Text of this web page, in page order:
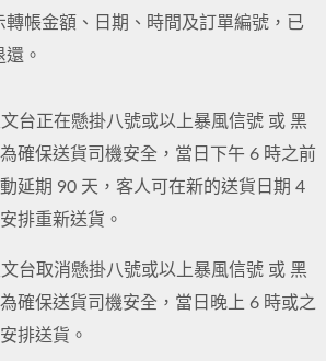
轉帳金額、日期、時間及訂單編號，已
。
台正在懸掛八號或以上暴風信號 或 黑
確保送貨司機安全，當日下午 6 時之前
延期 90 天，客人可在新的送貨日期 4
排重新送貨。
台取消懸掛八號或以上暴風信號 或 黑
確保送貨司機安全，當日晚上 6 時或之
排送貨。